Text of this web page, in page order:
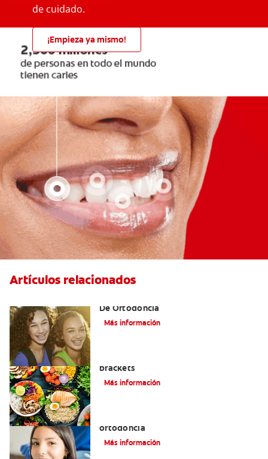
de cuidado.
¡Empieza ya mismo!
Artículos relacionados
De Ortodoncia
Más información
brackets
Más información
ortodoncia
Más información